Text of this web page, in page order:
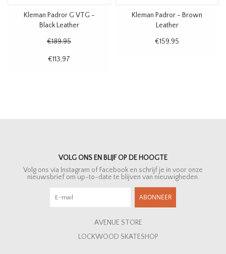
Kleman Padror G VTG -
Black Leather
€189,95
€113,97
Kleman Padror - Brown
Leather
€159,95
VOLG ONS EN BLIJF OP DE HOOGTE
Volg ons via Instagram of Facebook en schrijf je in voor onze
nieuwsbrief om up-to-date te blijven van nieuwigheden.
ABONNEER
AVENUE STORE
LOCKWOOD SKATESHOP